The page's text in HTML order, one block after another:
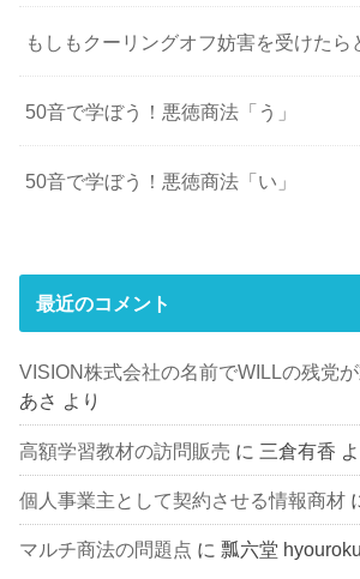
もしもクーリングオフ妨害を受けたら
50音で学ぼう！悪徳商法「う」
50音で学ぼう！悪徳商法「い」
最近のコメント
VISION株式会社の名前でWILLの残党が
あさ より
高額学習教材の訪問販売 に 三倉有香
個人事業主として契約させる情報商材
マルチ商法の問題点 に瓢六堂